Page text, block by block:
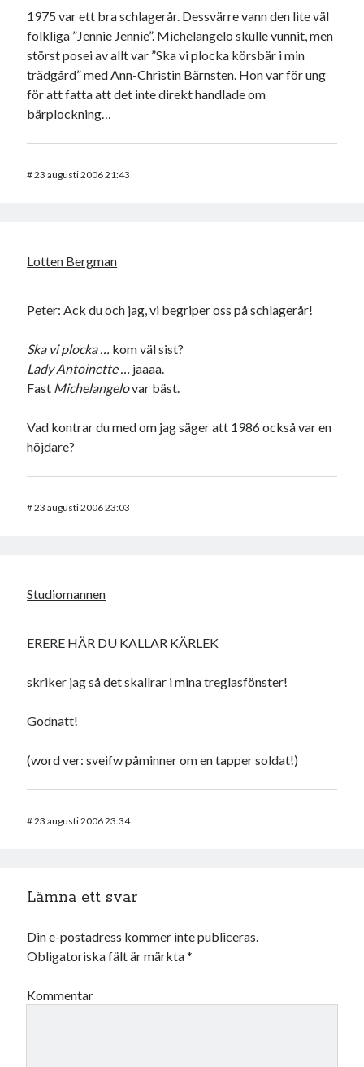
1975 var ett bra schlagerår. Dessvärre vann den lite väl
folkliga ”Jennie Jennie”. Michelangelo skulle vunnit, men
störst posei av allt var ”Ska vi plocka körsbär i min
trädgård” med Ann-Christin Bärnsten. Hon var för ung
för att fatta att det inte direkt handlade om
bärplockning…
#23 augusti 2006 21:43
Lotten Bergman
Peter: Ack du och jag, vi begriper oss på schlagerår!
Ska vi plocka … kom väl sist?
Lady Antoinette … jaaaa.
Fast Michelangelovar bäst.
Vad kontrar du med om jag säger att 1986 också var en
höjdare?
#23 augusti 2006 23:03
Studiomannen
ERERE HÄR DU KALLAR KÄRLEK
skriker jag så det skallrar i mina treglasfönster!
Godnatt!
(word ver: sveifw påminner om en tapper soldat!)
#23 augusti 2006 23:34
Lämna ett svar
Din e-postadress kommer inte publiceras.
Obligatoriska fält är märkta*
Kommentar